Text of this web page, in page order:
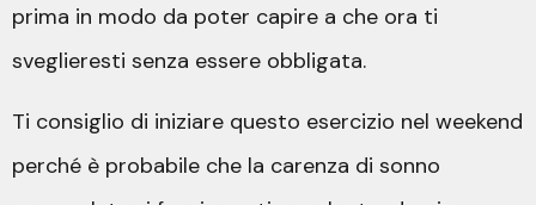
prima in modo da poter capire a che ora ti
sveglieresti senza essere obbligata.
Ti consiglio di iniziare questo esercizio nel weekend
perché è probabile che la carenza di sonno